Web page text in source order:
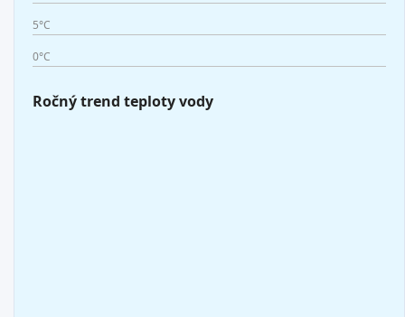
5°C
0°C
Ročný trend teploty vody